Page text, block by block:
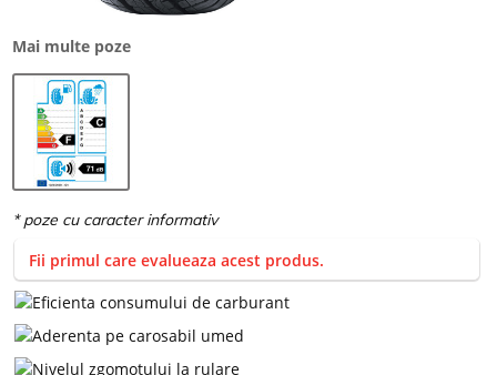
Mai multe poze
Fii primul care evalueaza acest produs.